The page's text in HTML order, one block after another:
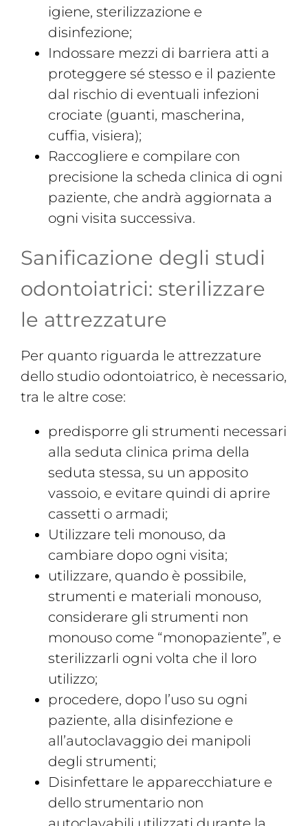
igiene, sterilizzazione e
disinfezione;
Indossare mezzi di barriera atti a
proteggere sé stesso e il paziente
dal rischio di eventuali infezioni
crociate (guanti, mascherina,
cuffia, visiera);
Raccogliere e compilare con
precisione la scheda clinica di ogni
paziente, che andrà aggiornata a
ogni visita successiva.
Sanificazione degli studi
odontoiatrici: sterilizzare
le attrezzature
Per quanto riguarda le attrezzature
dello studio odontoiatrico, è necessario,
tra le altre cose:
predisporre gli strumenti necessari
alla seduta clinica prima della
seduta stessa, su un apposito
vassoio, e evitare quindi di aprire
cassetti o armadi;
Utilizzare teli monouso, da
cambiare dopo ogni visita;
utilizzare, quando è possibile,
strumenti e materiali monouso,
considerare gli strumenti non
monouso come “monopaziente”, e
sterilizzarli ogni volta che il loro
utilizzo;
procedere, dopo l’uso su ogni
paziente, alla disinfezione e
all’autoclavaggio dei manipoli
degli strumenti;
Disinfettare le apparecchiature e
dello strumentario non